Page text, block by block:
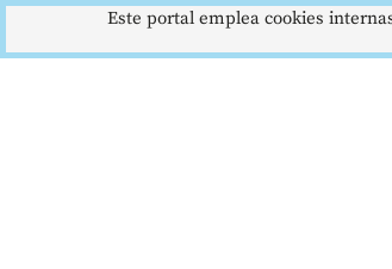
Este portal emplea cookies